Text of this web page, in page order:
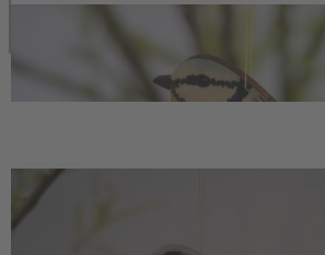
Birkenholz-Unikate aus
Fertigung
Gefertigt werden die Anhänger in
eine ruhige, helle Ausstrahlung besitzt und
klare Kontur verleiht. Jedes Stück zeigt eine
ist damit ein Unikat; leichte Abweichungen in
gegenüber der Abbildung sind möglich. Ein